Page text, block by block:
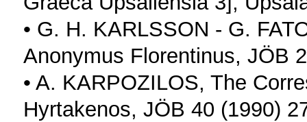
• G. H. KARLSSON - G.
Anonymus Florentinus, JÖB
• A. KARPOZILOS, The
Hyrtakenos, JÖB 40 (1990)